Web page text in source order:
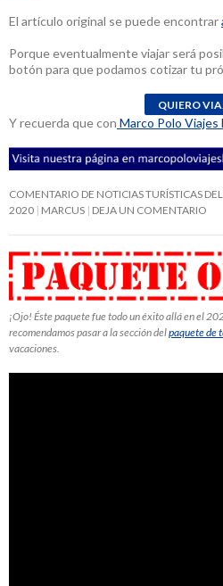
El artículo original se puede encontrar
Porque eventualmente viajar será
botón para que podamos cotizar tu
Y recuerda que con Marco Polo Viajes
COMENTARIO DE NOTICIAS TURÍSTICAS
2020 MARCUS DEJA UN COMENTARIO
¡Ojo! Éste paquete fue todo un éxito allá en el
recomendamos pasar a la sección delpaquete de
vacaciones.